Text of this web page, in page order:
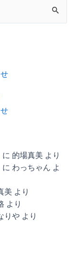
に 的場真美 より
に わっちゃん よ
美 より
より
りや より